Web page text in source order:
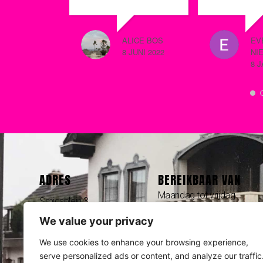
We value your privacy
We use cookies to enhance your browsing experience,
serve personalized ads or content, and analyze our traffic.
Hoefkens opgepakt
en in samenspraak
naar een oplossing
gezocht. Dit maakt
ALICE BOS
8 JUNI 2022
en top
een
moest8
ADRES
Smidsplein 3
3781 GR Voorthuizen
BEREIKBAAR VAN
Maandag tot vrijdag
Bereikbaar op
0342 444 110